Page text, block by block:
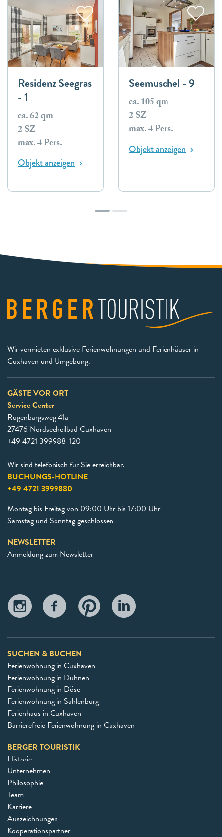
Residenz Seegras
- 1
ca. 62 qm
2 SZ
max. 4 Pers.
Objekt anzeigen
Seemuschel - 9
ca. 105 qm
2 SZ
max. 4 Pers.
Objekt anzeigen
Wir vermieten exklusive Ferienwohnungen und Ferienhäuser in
Cuxhaven und Umgebung.
GÄSTE VOR ORT
Service Center
Rugenbargsweg 41a
27476 Nordseeheilbad Cuxhaven
+49 4721 399988-120
Wir sind telefonisch für Sie erreichbar.
BUCHUNGS-HOTLINE
+49 4721 3999880
Montag bis Freitag von 09:00 Uhr bis 17:00 Uhr
Samstag und Sonntag geschlossen
NEWSLETTER
Anmeldung zum Newsletter
SUCHEN & BUCHEN
Ferienwohnung in Cuxhaven
Ferienwohnung in Duhnen
Ferienwohnung in Döse
Ferienwohnung in Sahlenburg
Ferienhaus in Cuxhaven
Barrierefreie Ferienwohnung in Cuxhaven
BERGER TOURISTIK
Historie
Unternehmen
Philosophie
Team
Karriere
Auszeichnungen
Kooperationspartner